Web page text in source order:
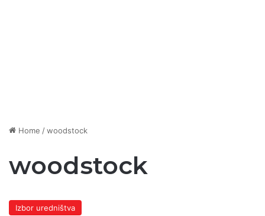
Home /woodstock
woodstock
Izbor uredništva